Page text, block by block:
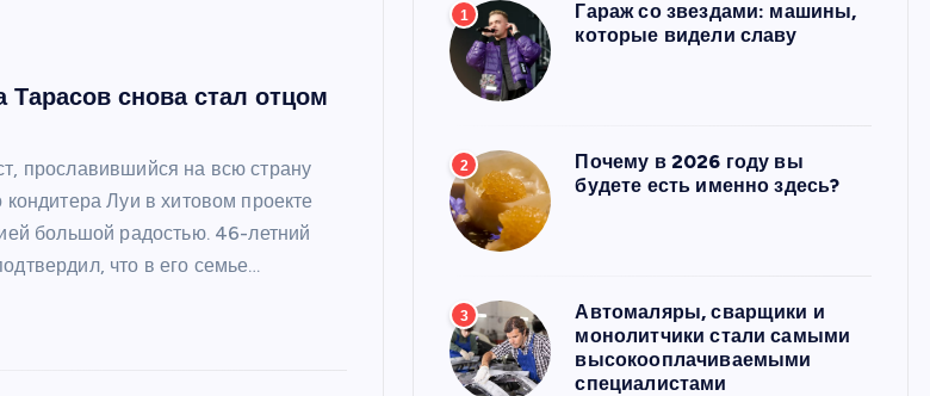
Тарасов снова стал отцом
прославившийся на всю страну
кондитера Луи в хитовом проекте
большой радостью. 46-летний
что в его семье…
1
Гараж со звездами: машины,
которые видели славу
2
Почему в 2026 году вы
будете есть именно здесь?
3
Автомаляры, сварщики и
монолитчики стали самыми
высокооплачиваемыми
специалистами